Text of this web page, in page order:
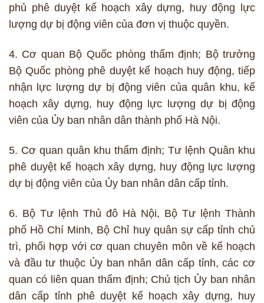
phủ phê duyệt kế hoạch xây dựng, huy động lực
lượng dự bị động viên của đơn vị thuộc quyền.
4. Cơ quan Bộ Quốc phòng thẩm định; Bộ trưởng
Bộ Quốc phòng phê duyệt kế hoạch huy động, tiếp
nhận lực lượng dự bị động viên của quân khu, kế
hoạch xây dựng, huy động lực lượng dự bị động
viên của Ủy ban nhân dân thành phố Hà Nội.
5. Cơ quan quân khu thẩm định; Tư lệnh Quân khu
phê duyệt kế hoạch xây dựng, huy động lực lượng
dự bị động viên của Ủy ban nhân dân cấp tỉnh.
6. Bộ Tư lệnh Thủ đô Hà Nội, Bộ Tư lệnh Thành
phố Hồ Chí Minh, Bộ Chỉ huy quân sự cấp tỉnh chủ
trì, phối hợp với cơ quan chuyên môn về kế hoạch
và đầu tư thuộc Ủy ban nhân dân cấp tỉnh, các cơ
quan có liên quan thẩm định; Chủ tịch Ủy ban nhân
dân cấp tỉnh phê duyệt kế hoạch xây dựng, huy